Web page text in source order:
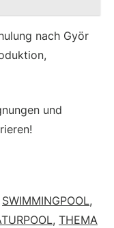
nach Györ
und
SWIMMINGPOOL,
, THEMA